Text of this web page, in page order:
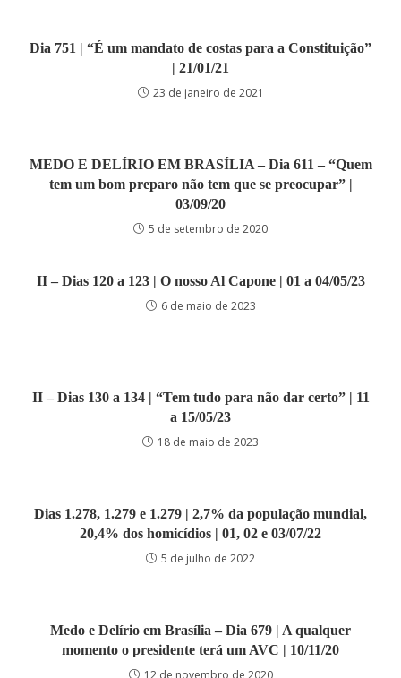
Dia 751 | “É um mandato de costas para a Constituição”
| 21/01/21
23 de janeiro de 2021
MEDO E DELÍRIO EM BRASÍLIA – Dia 611 – “Quem
tem um bom preparo não tem que se preocupar” |
03/09/20
5 de setembro de 2020
II – Dias 120 a 123 | O nosso Al Capone | 01 a 04/05/23
6 de maio de 2023
II – Dias 130 a 134 | “Tem tudo para não dar certo” | 11
a 15/05/23
18 de maio de 2023
Dias 1.278, 1.279 e 1.279 | 2,7% da população mundial,
20,4% dos homicídios | 01, 02 e 03/07/22
5 de julho de 2022
Medo e Delírio em Brasília – Dia 679 | A qualquer
momento o presidente terá um AVC | 10/11/20
12 de novembro de 2020